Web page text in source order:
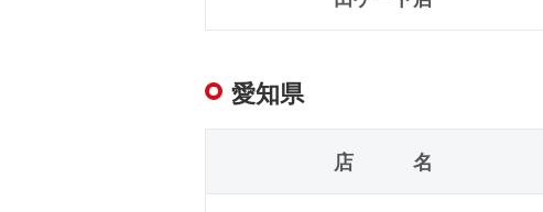
愛知県
店 名